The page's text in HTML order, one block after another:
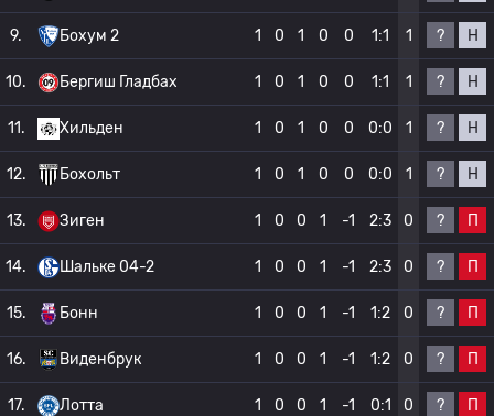
9. Бохум 2 1 0 1 0 0 1:1 1 ? Н
10. Бергиш Гладбах 1 0 1 0 0 1:1 1 ? Н
11. Хильден 1 0 1 0 0 0:0 1 ? Н
12. Бохольт 1 0 1 0 0 0:0 1 ? Н
13. Зиген 1 0 0 1 -1 2:3 0 ? П
14. Шальке 04-2 1 0 0 1 -1 2:3 0 ? П
15. Бонн 1 0 0 1 -1 1:2 0 ? П
16. Виденбрук 1 0 0 1 -1 1:2 0 ? П
17. Лотта 1 0 0 1 -1 0:1 0 ? П